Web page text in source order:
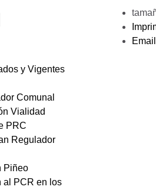
y Vigentes
Comunal
Vialidad
PRC
Regulador
Piñeo
al PCR en los
Email